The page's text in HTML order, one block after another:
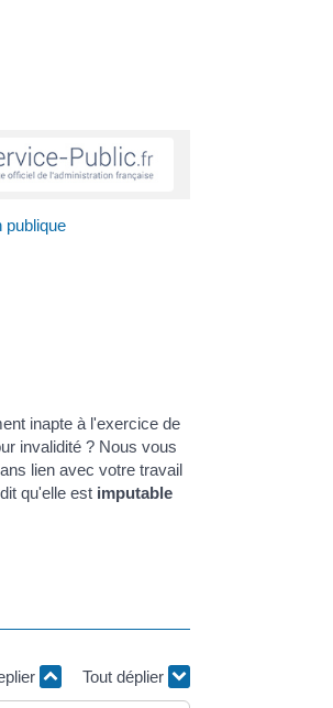
publique
inapte à l'exercice de
invalidité ? Nous vous
lien avec votre travail
qu'elle est imputable
Tout déplier